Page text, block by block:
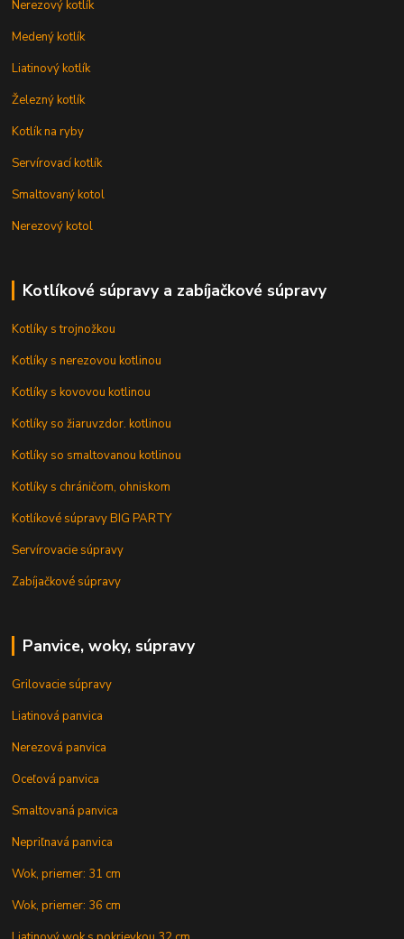
Nerezový kotlík
Medený kotlík
Liatinový kotlík
Železný kotlík
Kotlík na ryby
Servírovací kotlík
Smaltovaný kotol
Nerezový kotol
Kotlíkové súpravy a zabíjačkové súpravy
Kotlíky s trojnožkou
Kotlíky s nerezovou kotlinou
Kotlíky s kovovou kotlinou
Kotlíky so žiaruvzdor. kotlinou
Kotlíky so smaltovanou kotlinou
Kotlíky s chráničom, ohniskom
Kotlíkové súpravy BIG PARTY
Servírovacie súpravy
Zabíjačkové súpravy
Panvice, woky, súpravy
Grilovacie súpravy
Liatinová panvica
Nerezová panvica
Oceľová panvica
Smaltovaná panvica
Nepriľnavá panvica
Wok, priemer: 31 cm
Wok, priemer: 36 cm